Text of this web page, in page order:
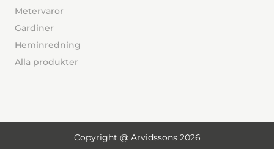
Metervaror
Gardiner
Heminredning
Alla produkter
Copyright @ Arvidssons 2026